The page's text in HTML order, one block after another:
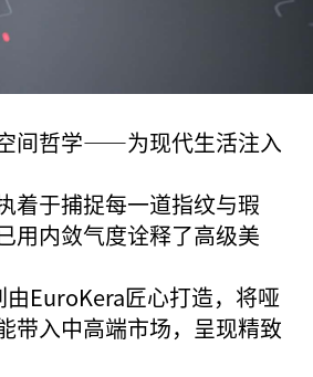
KeraBlack®
间哲学——为现代生活注入
着于捕捉每一道指纹与瑕
用内敛气度诠释了高级美
由EuroKera匠心打造，将哑
带入中高端市场，呈现精致